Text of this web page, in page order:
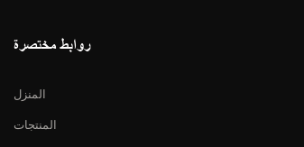
روابط مختصرة
المنزل
المنتجات